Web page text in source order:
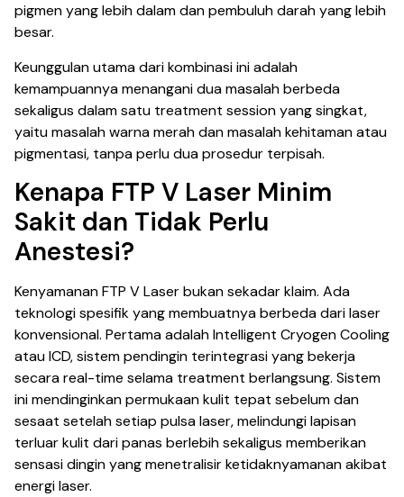
pigmen yang lebih dalam dan pembuluh darah yang lebih
besar.
Keunggulan utama dari kombinasi ini adalah
kemampuannya menangani dua masalah berbeda
sekaligus dalam satu treatment session yang singkat,
yaitu masalah warna merah dan masalah kehitaman atau
pigmentasi, tanpa perlu dua prosedur terpisah.
Kenapa FTP V Laser Minim
Sakit dan Tidak Perlu
Anestesi?
Kenyamanan FTP V Laser bukan sekadar klaim. Ada
teknologi spesifik yang membuatnya berbeda dari laser
konvensional. Pertama adalah Intelligent Cryogen Cooling
atau ICD, sistem pendingin terintegrasi yang bekerja
secara real-time selama treatment berlangsung. Sistem
ini mendinginkan permukaan kulit tepat sebelum dan
sesaat setelah setiap pulsa laser, melindungi lapisan
terluar kulit dari panas berlebih sekaligus memberikan
sensasi dingin yang menetralisir ketidaknyamanan akibat
energi laser.